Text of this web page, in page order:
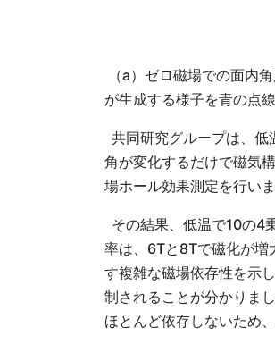
（a）ゼロ磁場での面内
が生成する様子を青の点
共同研究グループは、
角が変化するだけで磁気
場ホール効果測定を行いま
その結果、低温で10の4
率は、6Tと8Tで磁化が増
す複雑な磁場依存性を示
制されることが分かりま
ほとんど依存しないため